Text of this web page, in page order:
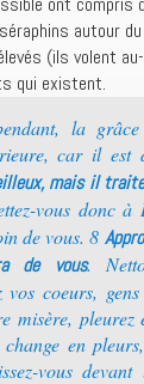
autour
(ils volent
qui existent.
la
car il est
mais il
vous donc à
de vous. 8
de vous.
vos coeurs,
misère, pleurez
en
vous